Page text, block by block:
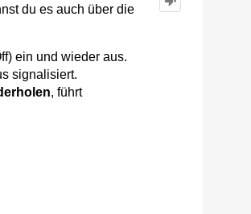
du es auch über die
ein und wieder aus.
signalisiert.
, führt